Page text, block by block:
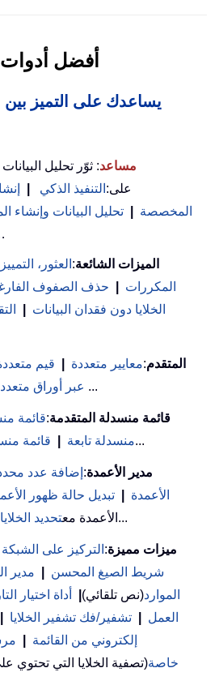
أفضل أدوات
KUTOOLS AI مساعد: ثوّر تحليل البيانات
على: التنفيذ الذكي
المخصصة
تحليل البيانات وإنشاء
الميزات الشائعة: العثور،
المكررات
حذف الصفوف
الخلايا دون فقدان البيانات
بحث VLookup المتقدم:معايير متعددة قيم
عبر أوراق ...
قائمة منسدلة المتقدمة:قائمة
منسدلة تابعة
قائمة ...
مدير الأعمدة: إضافة عدد
الأعمدة
تبديل حالة ظهور
الأعمدة معتحديد ...
ميزات مميزة: التركيز على الشبكة
شريط الصيغ المحسن
مدير
الموارد(نص تلقائي) أداة اختيار
العمل
تشفير/فك تشفير الخلايا
إلكتروني من القائمة
خاصة(تصفية الخلايا التي